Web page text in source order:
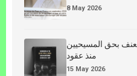
8 May 2026
بحق المسيحيين
منذ عقود
15 May 2026